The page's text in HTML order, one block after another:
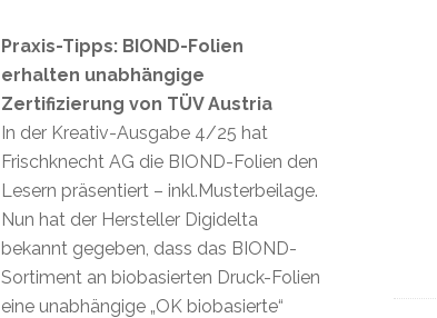
Praxis-Tipps: BIOND-Folien
erhalten unabhängige
Zertifizierung von TÜV Austria
In der Kreativ-Ausgabe 4/25 hat
Frischknecht AG die BIOND-Folien den
Lesern präsentiert – inkl.Musterbeilage.
Nun hat der Hersteller Digidelta
bekannt gegeben, dass das BIOND-
Sortiment an biobasierten Druck-Folien
eine unabhängige „OK biobasierte“